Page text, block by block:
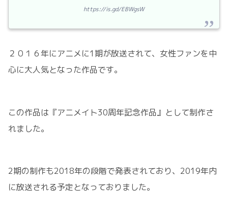
https://is.gd/EBWgsW
２０１６年にアニメに1期が放送されて、女性ファンを中
心に大人気となった作品です。
この作品は『アニメイト30周年記念作品』として制作さ
れました。
2期の制作も2018年の段階で発表されており、2019年内
に放送される予定となっておりました。